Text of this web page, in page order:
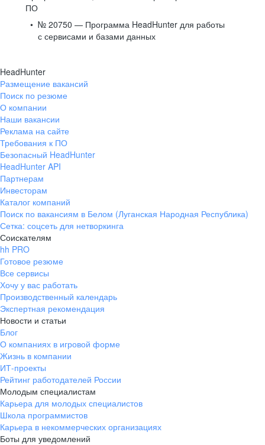
ПО
№ 20750 — Программа HeadHunter для работы
с сервисами и базами данных
HeadHunter
Размещение вакансий
Поиск по резюме
О компании
Наши вакансии
Реклама на сайте
Требования к ПО
Безопасный HeadHunter
HeadHunter API
Партнерам
Инвесторам
Каталог компаний
Поиск по вакансиям в Белом (Луганская Народная Республика)
Сетка: соцсеть для нетворкинга
Соискателям
hh PRO
Готовое резюме
Все сервисы
Хочу у вас работать
Производственный календарь
Экспертная рекомендация
Новости и статьи
Блог
О компаниях в игровой форме
Жизнь в компании
ИТ-проекты
Рейтинг работодателей России
Молодым специалистам
Карьера для молодых специалистов
Школа программистов
Карьера в некоммерческих организациях
Боты для уведомлений